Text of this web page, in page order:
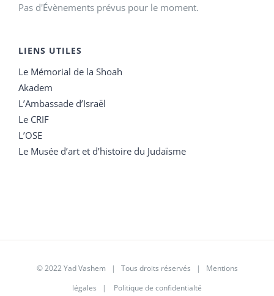
Pas d'Évènements prévus pour le moment.
LIENS UTILES
Le Mémorial de la Shoah
Akadem
L’Ambassade d’Israël
Le CRIF
L’OSE
Le Musée d’art et d’histoire du Judaïsme
© 2022 Yad Vashem | Tous droits réservés | Mentions
légales | Politique de confidentialté